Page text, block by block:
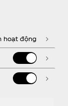
hoạt động